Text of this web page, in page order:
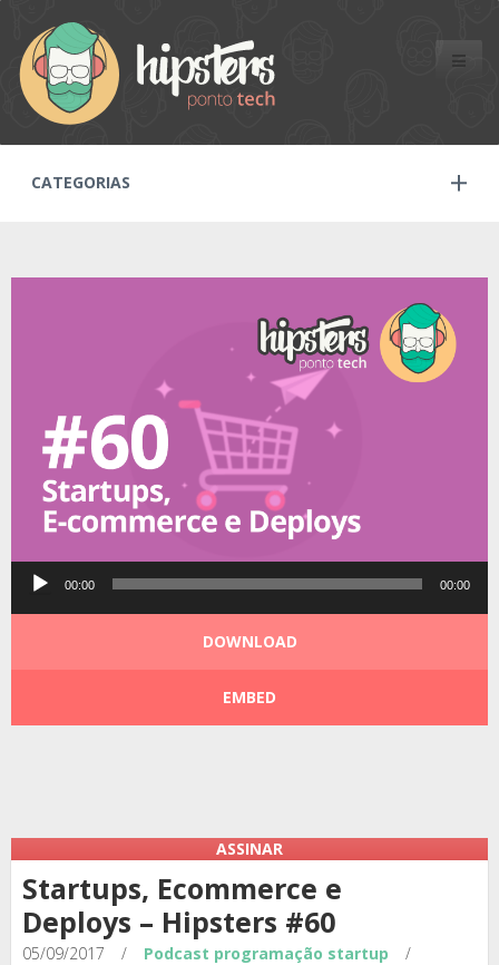
Toggle
CATEGORIAS
Tocador 00:00 00:00
DOWNLOAD
EMBED
ASSINAR
Startups, Ecommerce e
Deploys – Hipsters #60
05/09/2017 / Podcast programação startup
/